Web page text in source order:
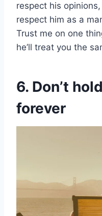
respect his
respect him as a
Trust me on one
he’ll treat you the
6. Don’t
forever